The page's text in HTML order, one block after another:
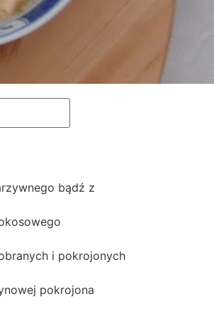
bądź z
i pokrojonych
pokrojona